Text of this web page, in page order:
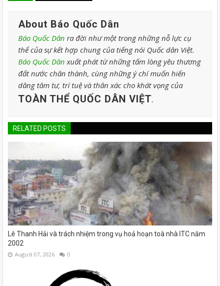
About Báo Quốc Dân
Báo Quốc Dân ra đời như một trong những nỗ lực cụ
thể của sự kết hợp chung của tiếng nói Quốc dân Việt.
Báo Quốc Dân xuất phát từ những tấm lòng yêu thương
đất nước chân thành, cùng những ý chí muốn hiến
dâng tâm tư, trí tuệ và thân xác cho khát vọng của
TOÀN THỂ QUỐC DÂN VIỆT.
RELATED POSTS
Lê Thanh Hải và trách nhiệm trong vụ hoả hoạn toà nhà ITC năm
2002
August 07, 2026 0